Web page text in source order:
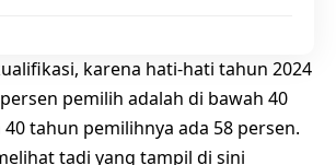
karena hati-hati tahun 2024
pemilih adalah di bawah 40
tahun pemilihnya ada 58 persen.
tadi yang tampil di sini